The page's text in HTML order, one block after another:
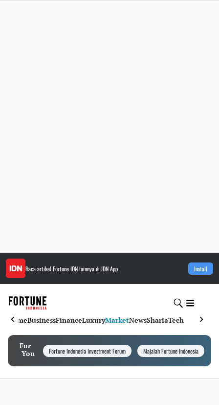
Baca artikel Fortune IDNlainnya di IDN App Install
HomeBusinessFinanceLuxuryMarketNewsShariaTech
For
You
Fortune Indonesia Investment Forum Majalah Fortune Indonesia